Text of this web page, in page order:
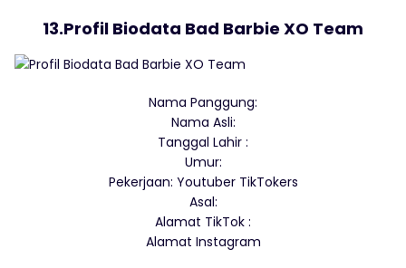
13.Profil Biodata Bad Barbie XO Team
Nama Panggung:
Nama Asli:
Tanggal Lahir :
Umur:
Pekerjaan: Youtuber TikTokers
Asal:
Alamat TikTok :
Alamat Instagram